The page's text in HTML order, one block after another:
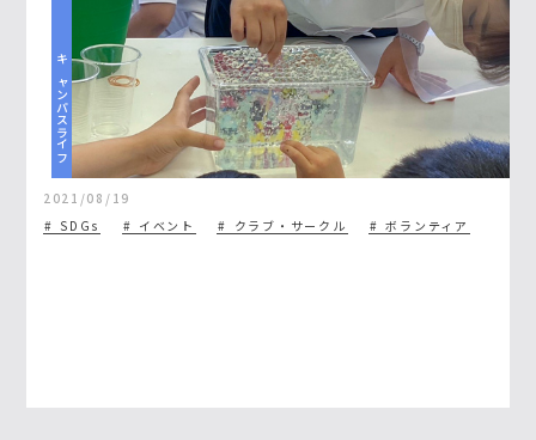
キャンパスライフ
2021/08/19
SDGs
イベント クラブ・サークル ボランティア